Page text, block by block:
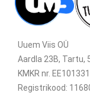
Uuem Viis OÜ
Aardla 23B, Tartu,
KMKR nr.
Registrikood: